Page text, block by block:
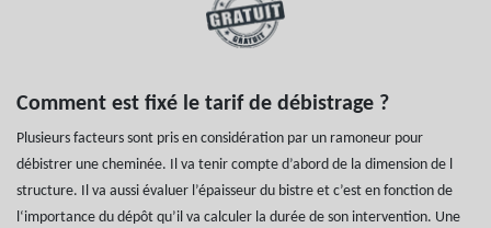
Comment est fixé le tarif de débistrage ?
Plusieurs facteurs sont pris en considération par un ramoneur pour
débistrer une cheminée. Il va tenir compte d’abord de la dimension de l
structure. Il va aussi évaluer l’épaisseur du bistre et c’est en fonction de
l‘importance du dépôt qu’il va calculer la durée de son intervention. Une